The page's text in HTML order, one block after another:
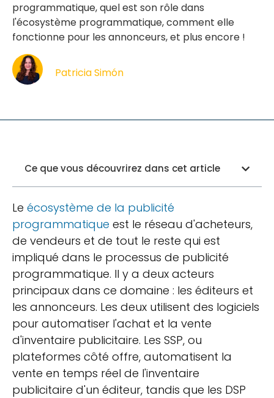
programmatique, quel est son rôle dans
l'écosystème programmatique, comment elle
fonctionne pour les annonceurs, et plus encore !
Patricia Simón
Ce que vous découvrirez dans cet article
Le écosystème de la publicité
programmatique est le réseau d'acheteurs,
de vendeurs et de tout le reste qui est
impliqué dans le processus de publicité
programmatique. Il y a deux acteurs
principaux dans ce domaine : les éditeurs et
les annonceurs. Les deux utilisent des logiciels
pour automatiser l'achat et la vente
d'inventaire publicitaire. Les SSP, ou
plateformes côté offre, automatisent la
vente en temps réel de l'inventaire
publicitaire d'un éditeur, tandis que les DSP